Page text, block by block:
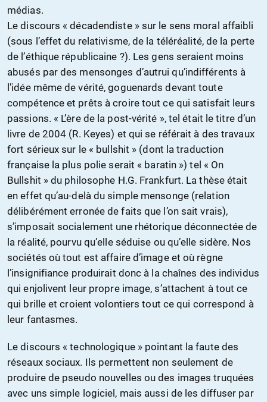
médias.
Le discours « décadendiste » sur le sens moral affaibli
(sous l’effet du relativisme, de la téléréalité, de la perte
de l’éthique républicaine ?). Les gens seraient moins
abusés par des mensonges d’autrui qu’indifférents à
l’idée même de vérité, goguenards devant toute
compétence et prêts à croire tout ce qui satisfait leurs
passions. « L’ère de la post-vérité », tel était le titre d’un
livre de 2004 (R. Keyes) et qui se référait à des travaux
fort sérieux sur le « bullshit » (dont la traduction
française la plus polie serait « baratin ») tel « On
Bullshit » du philosophe H.G. Frankfurt. La thèse était
en effet qu’au-delà du simple mensonge (relation
délibérément erronée de faits que l’on sait vrais),
s’imposait socialement une rhétorique déconnectée de
la réalité, pourvu qu’elle séduise ou qu’elle sidère. Nos
sociétés où tout est affaire d’image et où règne
l’insignifiance produirait donc à la chaînes des individus
qui enjolivent leur propre image, s’attachent à tout ce
qui brille et croient volontiers tout ce qui correspond à
leur fantasmes.
Le discours « technologique » pointant la faute des
réseaux sociaux. Ils permettent non seulement de
produire de pseudo nouvelles ou des images truquées
avec uns simple logiciel, mais aussi de les diffuser par